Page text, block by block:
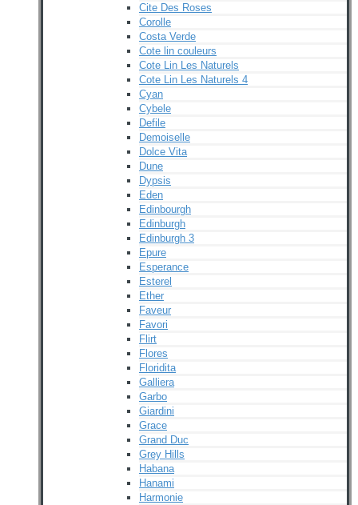
Cite Des Roses
Corolle
Costa Verde
Cote lin couleurs
Cote Lin Les Naturels
Cote Lin Les Naturels 4
Cyan
Cybele
Defile
Demoiselle
Dolce Vita
Dune
Dypsis
Eden
Edinbourgh
Edinburgh
Edinburgh 3
Epure
Esperance
Esterel
Ether
Faveur
Favori
Flirt
Flores
Floridita
Galliera
Garbo
Giardini
Grace
Grand Duc
Grey Hills
Habana
Hanami
Harmonie